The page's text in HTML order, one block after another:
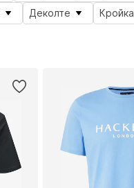
Деколте Кройка